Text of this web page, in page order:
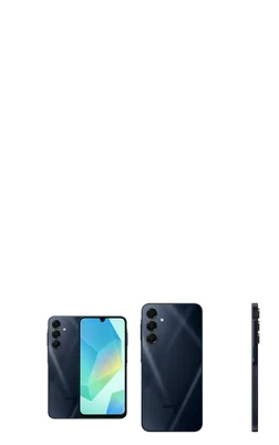
This carousel contains a column